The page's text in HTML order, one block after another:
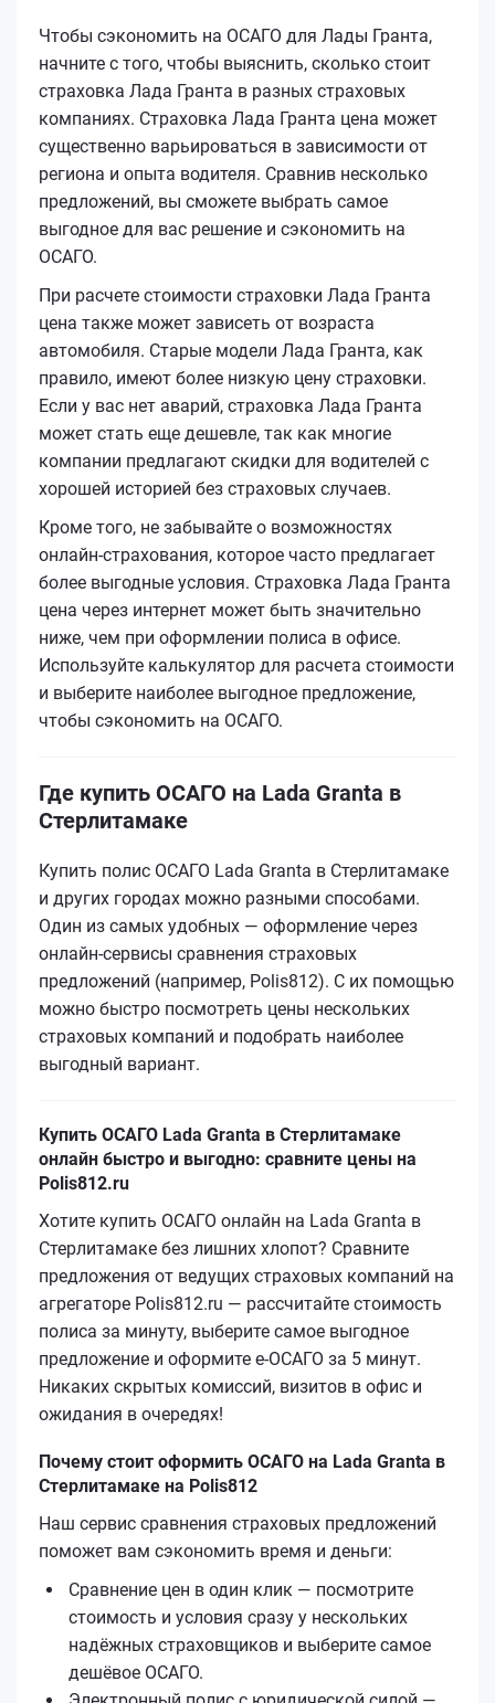
Чтобы сэкономить на ОСАГО для Лады Гранта,
начните с того, чтобы выяснить, сколько стоит
страховка Лада Гранта в разных страховых
компаниях. Страховка Лада Гранта цена может
существенно варьироваться в зависимости от
региона и опыта водителя. Сравнив несколько
предложений, вы сможете выбрать самое
выгодное для вас решение и сэкономить на
ОСАГО.
При расчете стоимости страховки Лада Гранта
цена также может зависеть от возраста
автомобиля. Старые модели Лада Гранта, как
правило, имеют более низкую цену страховки.
Если у вас нет аварий, страховка Лада Гранта
может стать еще дешевле, так как многие
компании предлагают скидки для водителей с
хорошей историей без страховых случаев.
Кроме того, не забывайте о возможностях
онлайн-страхования, которое часто предлагает
более выгодные условия. Страховка Лада Гранта
цена через интернет может быть значительно
ниже, чем при оформлении полиса в офисе.
Используйте калькулятор для расчета стоимости
и выберите наиболее выгодное предложение,
чтобы сэкономить на ОСАГО.
Где купить ОСАГО на Lada Granta в
Стерлитамаке
Купить полис ОСАГО Lada Granta в Стерлитамаке
и других городах можно разными способами.
Один из самых удобных — оформление через
онлайн-сервисы сравнения страховых
предложений (например, Polis812). С их помощью
можно быстро посмотреть цены нескольких
страховых компаний и подобрать наиболее
выгодный вариант.
Купить ОСАГО Lada Granta в Стерлитамаке
онлайн быстро и выгодно: сравните цены на
Polis812.ru
Хотите купить ОСАГО онлайн на Lada Granta в
Стерлитамаке без лишних хлопот? Сравните
предложения от ведущих страховых компаний на
агрегаторе Polis812.ru — рассчитайте стоимость
полиса за минуту, выберите самое выгодное
предложение и оформите е‑ОСАГО за 5 минут.
Никаких скрытых комиссий, визитов в офис и
ожидания в очередях!
Почему стоит оформить ОСАГО на Lada Granta в
Стерлитамаке на Polis812
Наш сервис сравнения страховых предложений
поможет вам сэкономить время и деньги:
Сравнение цен в один клик — посмотрите
стоимость и условия сразу у нескольких
надёжных страховщиков и выберите самое
дешёвое ОСАГО.